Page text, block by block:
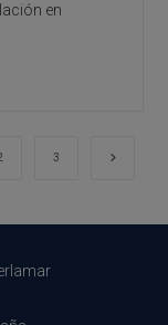
en
3 Ir a la